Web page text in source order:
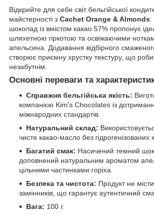
Відкрийте для себе світ бельгійської
майстерності з Cachet Orange & Almonds.
шоколад із вмістом какао 57% пропонує
шляхетною гіркотою та освіжаючими
апельсина. Додавання відбірного
створює приємну хрустку текстуру, що
незабутнім.
Основні переваги та
Справжня бельгійська якість:
компанією Kim's Chocolates із
міжнародних стандартів.
Натуральний склад:
чисте какао-масло без гідрогенізованих
Багатий смак: Насичений темний
доповнений натуральним ароматом
цільними частинками горіха.
Безпека та чистота: Продукт не
замінників, що гарантує аутентичний
Вага: 100 г.